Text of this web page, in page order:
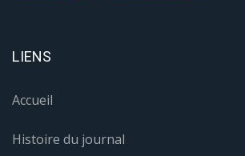
LIENS
Accueil
Histoire du journal